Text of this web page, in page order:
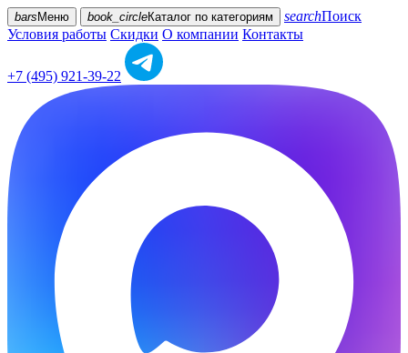
bars Меню book_circleКаталог по категориям searchПоиск
Условия работы Скидки О компании Контакты
+7 (495) 921-39-22